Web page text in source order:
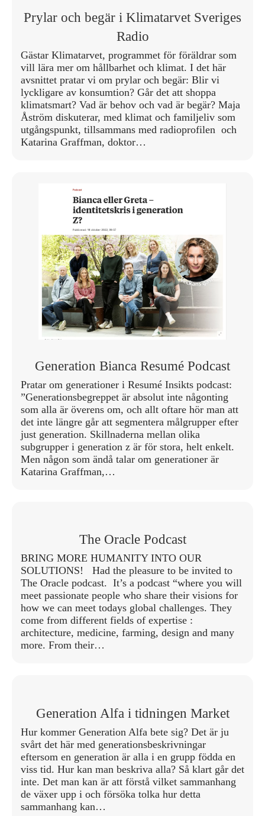
Prylar och begär i Klimatarvet Sveriges
Radio
Gästar Klimatarvet, programmet för föräldrar som
vill lära mer om hållbarhet och klimat. I det här
avsnittet pratar vi om prylar och begär: Blir vi
lyckligare av konsumtion? Går det att shoppa
klimatsmart? Vad är behov och vad är begär? Maja
Åström diskuterar, med klimat och familjeliv som
utgångspunkt, tillsammans med radioprofilen och
Katarina Graffman, doktor…
Generation Bianca Resumé Podcast
Pratar om generationer i Resumé Insikts podcast:
”Generationsbegreppet är absolut inte någonting
som alla är överens om, och allt oftare hör man att
det inte längre går att segmentera målgrupper efter
just generation. Skillnaderna mellan olika
subgrupper i generation z är för stora, helt enkelt.
Men någon som ändå talar om generationer är
Katarina Graffman,…
The Oracle Podcast
BRING MORE HUMANITY INTO OUR
SOLUTIONS! Had the pleasure to be invited to
The Oracle podcast. It’s a podcast “where you will
meet passionate people who share their visions for
how we can meet todays global challenges. They
come from different fields of expertise :
architecture, medicine, farming, design and many
more. From their…
Generation Alfa i tidningen Market
Hur kommer Generation Alfa bete sig? Det är ju
svårt det här med generationsbeskrivningar
eftersom en generation är alla i en grupp födda en
viss tid. Hur kan man beskriva alla? Så klart går det
inte. Det man kan är att förstå vilket sammanhang
de växer upp i och försöka tolka hur detta
sammanhang kan…